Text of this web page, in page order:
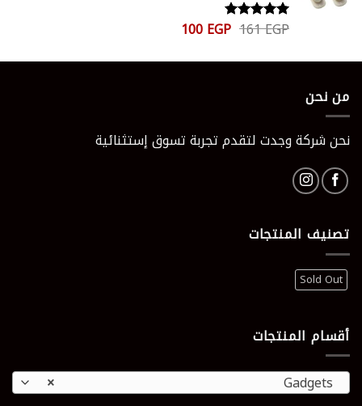
تم التقييم
161EGP السعر
هو:
100EGP السعر
هو:
من نحن
نحن شركة وجدت لتقدم تجربة تسوق إستثنائية
تصنيف المنتجات
Sold Out
أقسام المنتجات
Gadgets